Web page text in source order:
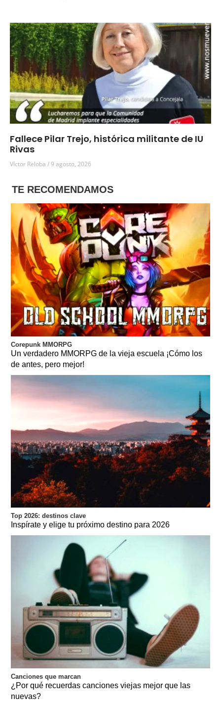
Fallece Pilar Trejo, histórica militante de IU
Rivas
Víctor Reloba 9 agosto, 2026
TE RECOMENDAMOS
Corepunk MMORPG
Un verdadero MMORPG de la vieja escuela ¡Cómo los
de antes, pero mejor!
Top 2026: destinos clave
Inspírate y elige tu próximo destino para 2026
Canciones que marcan
¿Por qué recuerdas canciones viejas mejor que las
nuevas?